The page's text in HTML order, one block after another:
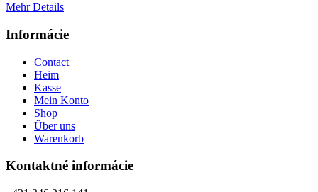
Mehr Details
Informácie
Contact
Heim
Kasse
Mein Konto
Shop
Über uns
Warenkorb
Kontaktné informácie